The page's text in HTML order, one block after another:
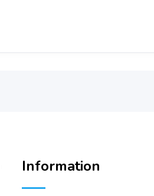
Information